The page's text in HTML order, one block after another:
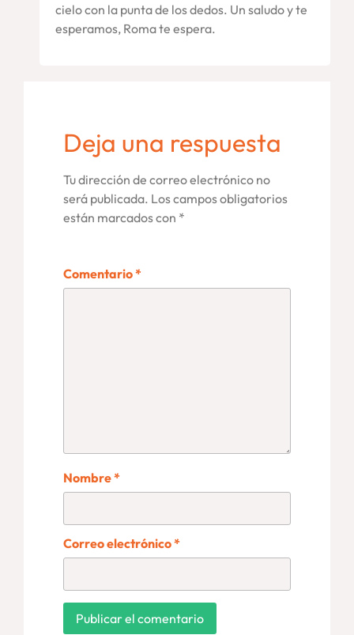
cielo con la punta de los dedos. Un saludo y te
esperamos, Roma te espera.
Deja una respuesta
Tu dirección de correo electrónico no
será publicada. Los campos obligatorios
están marcados con *
Comentario*
Nombre*
Correo electrónico*